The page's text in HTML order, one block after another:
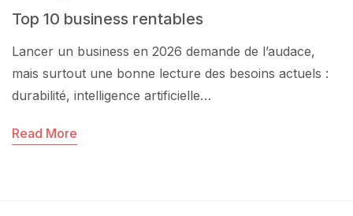
Top 10 business rentables
Lancer un business en 2026 demande de l’audace,
mais surtout une bonne lecture des besoins actuels :
durabilité, intelligence artificielle…
Read More